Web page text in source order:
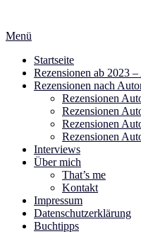
springen
Menü
Startseite
Rezensionen ab 2023
Rezensionen nach
Rezensionen
Rezensionen
Rezensionen
Rezensionen
Interviews
Über mich
That’s me
Kontakt
Impressum
Datenschutzerklärung
Buchtipps